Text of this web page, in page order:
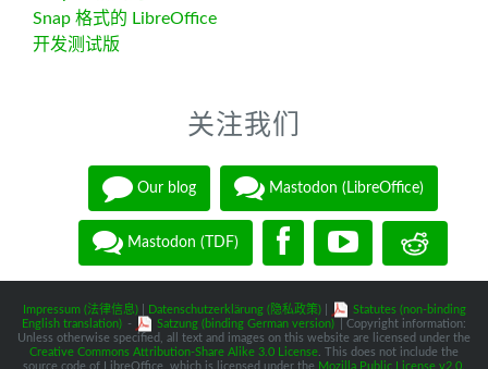
Snap 格式的 LibreOffice
开发测试版
关注我们
Our blog Mastodon (LibreOffice)
Mastodon (TDF)
Impressum (法律信息)| Datenschutzerklärung (隐私政策)|
Statutes (non-binding
English translation) - Satzung (binding German version)
| Copyright information:
Unless otherwise specified, all text and images on this website are licensed under the
Creative Commons Attribution-Share Alike 3.0 License . This does not include the
source code of LibreOffice, which is licensed under the Mozilla Public License v2.0